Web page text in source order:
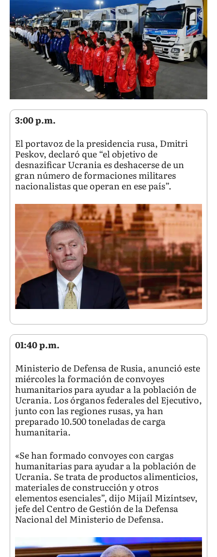
3:00 p.m.
El portavoz de la presidencia rusa, Dmitri
Peskov, declaró que “el objetivo de
desnazificar Ucrania es deshacerse de un
gran número de formaciones militares
nacionalistas que operan en ese país”.
01:40 p.m.
Ministerio de Defensa de Rusia, anunció este
miércoles la formación de convoyes
humanitarios para ayudar a la población de
Ucrania. Los órganos federales del Ejecutivo,
junto con las regiones rusas, ya han
preparado 10.500 toneladas de carga
humanitaria.
«Se han formado convoyes con cargas
humanitarias para ayudar a la población de
Ucrania. Se trata de productos alimenticios,
materiales de construcción y otros
elementos esenciales”, dijo Mijaíl Mizíntsev,
jefe del Centro de Gestión de la Defensa
Nacional del Ministerio de Defensa.